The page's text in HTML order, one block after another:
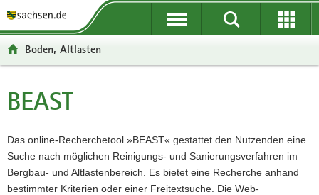
t
ü
e
r
g
r
t
n
v
i
g
a
p
n
a
l
t
t
-
e
r
e
i
Boden, Altlasten
Hauptinhalt
BEAST
Das online-Recherchetool »BEAST« gestattet den Nutzenden eine
Suche nach möglichen Reinigungs- und Sanierungsverfahren im
Bergbau- und Altlastenbereich. Es bietet eine Recherche anhand
bestimmter Kriterien oder einer Freitextsuche. Die Web-